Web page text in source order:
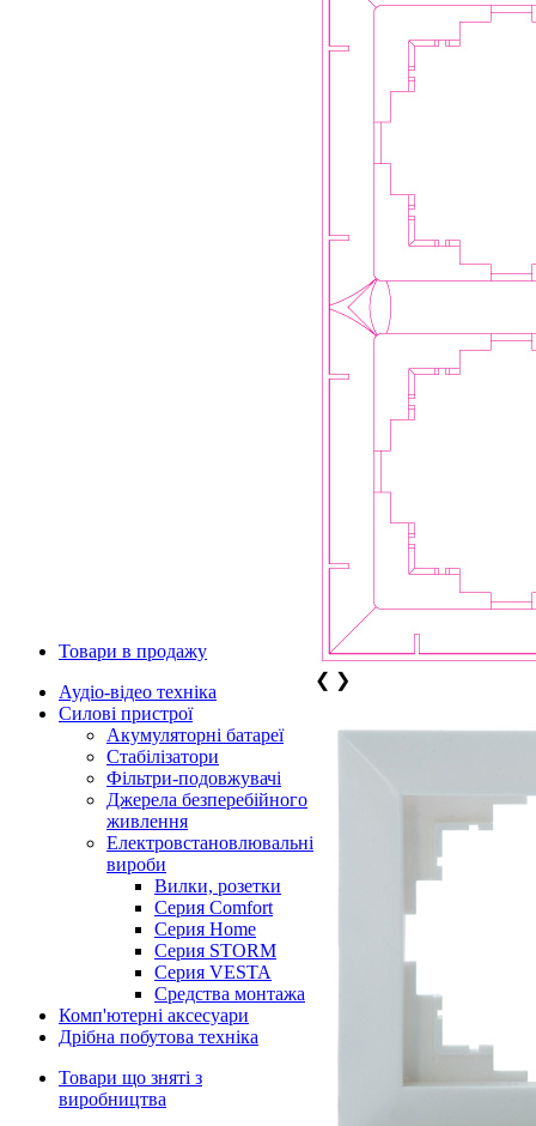
Товари в продажу
Аудіо-відео техніка
Силові пристрої
Акумуляторні батареї
Стабілізатори
Фільтри-подовжувачі
Джерела безперебійного
живлення
Електровстановлювальні
вироби
Вилки, розетки
Серия Comfort
Серия Home
Серия STORM
Серия VESTA
Средства монтажа
Комп'ютерні аксесуари
Дрібна побутова техніка
Товари що зняті з
виробництва
❮ ❯